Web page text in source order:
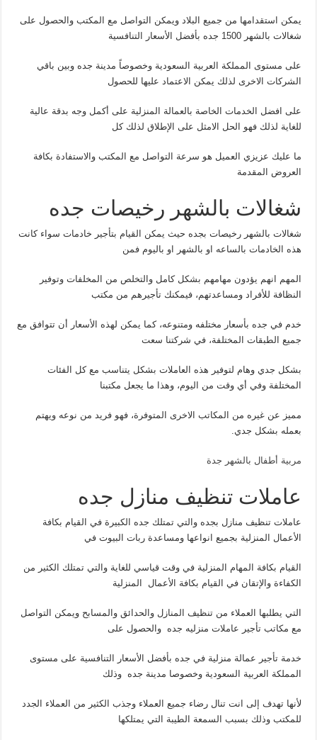
يمكن استقدامها من جميع البلاد ويمكن التواصل مع المكتب والحصول على
شغالات بالشهر 1500 جده بأفضل الأسعار التنافسية
على مستوى المملكة العربية السعودية وخصوصاً مدينة جده وبين باقي
الشركات الاخرى لذلك يمكن الاعتماد عليها للحصول
على افضل الخدمات الخاصة بالعمالة المنزلية على أكمل وجه بدقة عالية
للغاية لذلك فهو الحل الامثل على الإطلاق لذلك كل
ما عليك عزيزي العميل هو سرعة التواصل مع المكتب والاستفادة بكافة
العروض المقدمة
شغالات بالشهر رخيصات جده
شغالات بالشهر رخيصات بجده حيث يمكن القيام بتأجير خادمات سواء كانت
هذه الخادمات بالساعه او بالشهر او باليوم فمن
المهم انهم يؤدون مهامهم بشكل كامل والتخلص من المخلفات وتوفير
النظافة للأفراد ومساعدتهم، فيمكنك تأجيرهم من مكتب
خدم في جده بأسعار مختلفه ومتنوعه، كما يمكن لهذه الأسعار أن تتوافق مع
جميع الطبقات المختلفة، في شركتنا سعت
بشكل جدي وهام لتوفير هذه العاملات بشكل يتناسب مع كل الفئات
المختلفة وفي أي وقت من اليوم، وهذا ما يجعل مكتبنا
مميز عن غيره من المكاتب الاخرى المتوفرة، فهو فريد من نوعه ويهتم
بعمله بشكل جدي.
مربية أطفال بالشهر جدة
عاملات تنظيف منازل جده
عاملات تنظيف منازل بجده والتي تمتلك جده الكبيرة في القيام بكافة
الأعمال المنزلية بجميع انواعها ومساعدة ربات البيوت في
القيام بكافة المهام المنزلية في وقت قياسي للغاية والتي تمتلك الكثير من
الكفاءة والإتقان في القيام بكافة الأعمال المنزلية
التي يطلبها العملاء من تنظيف المنازل والحدائق والمسابح ويمكن التواصل
مع مكاتب تأجير عاملات منزليه جده والحصول على
خدمة تأجير عمالة منزلية في جده بأفضل الأسعار التنافسية على مستوى
المملكة العربية السعودية وخصوصا مدينة جده وذلك
لأنها تهدف إلى انت تنال رضاء جميع العملاء وجذب الكثير من العملاء الجدد
للمكتب وذلك بسبب السمعة الطيبة التي يمتلكها